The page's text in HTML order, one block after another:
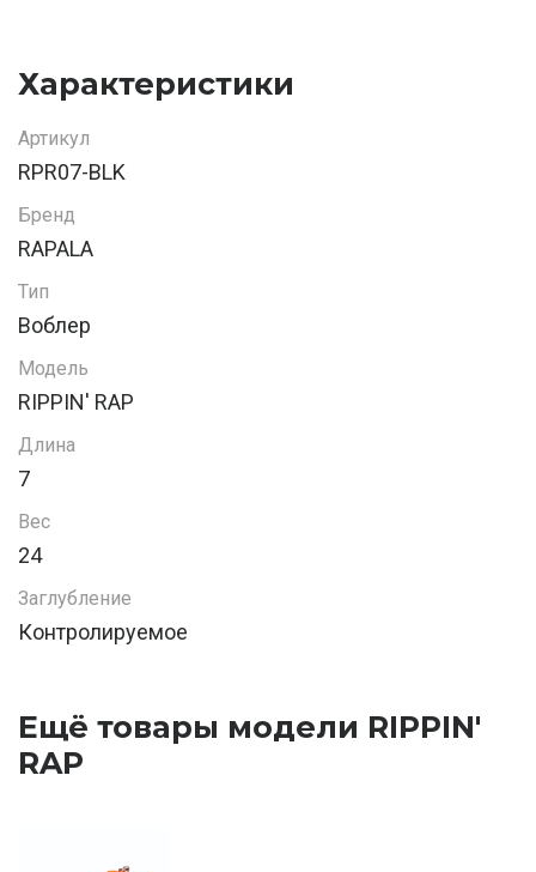
Характеристики
Артикул
RPR07-BLK
Бренд
RAPALA
Тип
Воблер
Модель
RIPPIN' RAP
Длина
7
Вес
24
Заглубление
Контролируемое
Ещё товары модели RIPPIN'
RAP